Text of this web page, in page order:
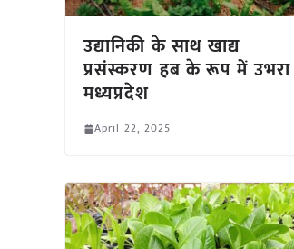
उद्यानिकी के साथ खाद्य
प्रसंस्करण हब के रूप में उभरा
मध्यप्रदेश
April 22, 2025